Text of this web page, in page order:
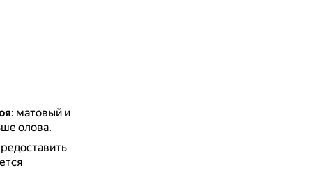
: матовый и
олова.